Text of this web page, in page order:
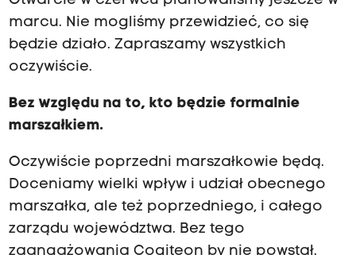
marcu. Nie mogliśmy przewidzieć, co się
będzie działo. Zapraszamy wszystkich
oczywiście.
Bez względu na to, kto będzie formalnie
marszałkiem.
Oczywiście poprzedni marszałkowie będą.
Doceniamy wielki wpływ i udział obecnego
marszałka, ale też poprzedniego, i całego
zarządu województwa. Bez tego
zaangażowania Cogiteon by nie powstał.